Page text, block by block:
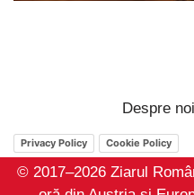
Despre noi
Privacy Policy Cookie Policy
© 2017–2026 Ziarul